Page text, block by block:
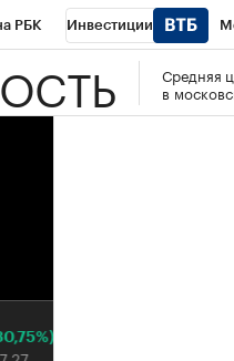
РБК Инвестиции
Спорт Школа управления
Средняя
в
Купить